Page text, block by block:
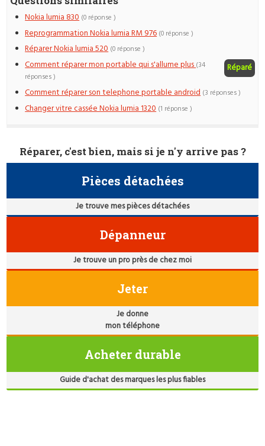
Nokia lumia 830 (0 réponse )
Reprogrammation Nokia lumia RM 976 (0 réponse )
Réparer Nokia lumia 520 (0 réponse )
Comment réparer mon portable qui s'allume plus Réparé
(34
réponses )
Comment réparer son telephone portable android (3 réponses )
Changer vitre cassée Nokia lumia 1320 (1 réponse )
Réparer, c'est bien, mais si je n'y arrive pas ?
Pièces détachées
Je trouve mes pièces détachées
Dépanneur
Je trouve un pro près de chez moi
Jeter
Je donne
mon téléphone
Acheter durable
Guide d'achat des marques les plus fiables